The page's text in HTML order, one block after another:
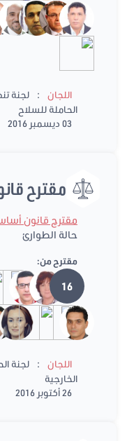
اللجان :
لجنة
الحاملة للسلاح
03 ديسمبر 2016
مقترح
مقترح قانون أساسي
حالة الطوارئ
مقترح من:
16
اللجان :
لجنة
الخارجية
26 أكتوبر 2016